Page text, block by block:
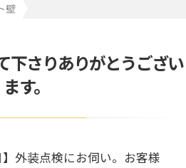
壁
下さりありがとうござい
ます。
】外装点検にお伺い。お客様